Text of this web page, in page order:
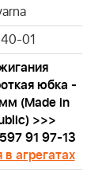
& Stratton
& Stratton
& Stratton
& Stratton
& Stratton
& Stratton
& Stratton
& Stratton
& Stratton
01
юбка -
(Made in
>>>
91 97-13
агрегатах